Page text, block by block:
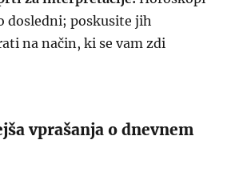
dosledni; poskusite jih
na način, ki se vam zdi
vprašanja o dnevnem